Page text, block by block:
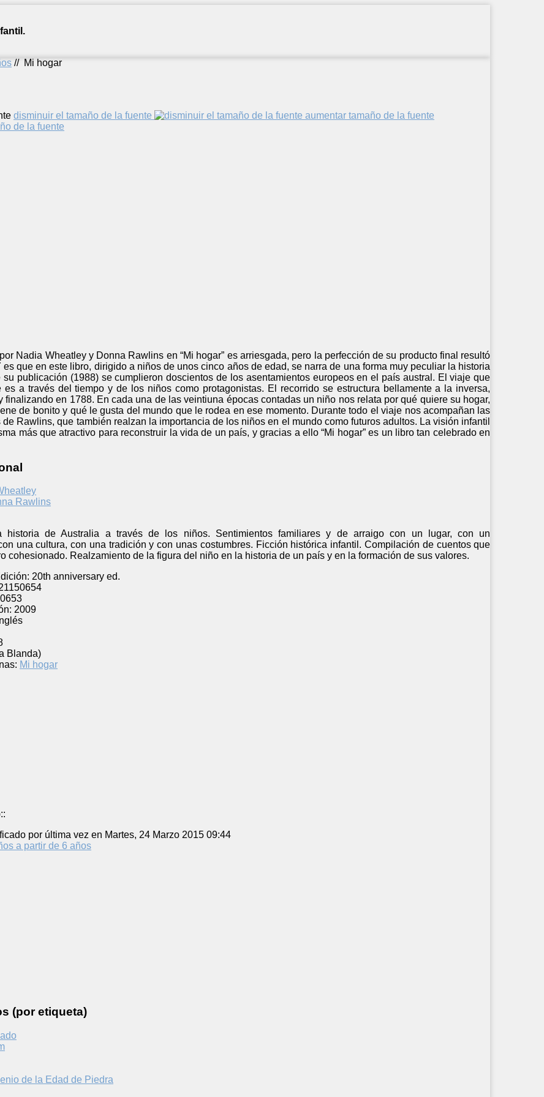
// Mi hogar
disminuir el tamaño de la fuente aumentar tamaño de la fuente
Nadia Wheatley y Donna Rawlins en “Mi hogar” es arriesgada, pero la perfección de su producto final resultó
que en este libro, dirigido a niños de unos cinco años de edad, se narra de una forma muy peculiar la historia
publicación (1988) se cumplieron doscientos de los asentamientos europeos en el país austral. El viaje que
es a través del tiempo y de los niños como protagonistas. El recorrido se estructura bellamente a la inversa,
finalizando en 1788. En cada una de las veintiuna épocas contadas un niño nos relata por qué quiere su hogar,
de bonito y qué le gusta del mundo que le rodea en ese momento. Durante todo el viaje nos acompañan las
Rawlins, que también realzan la importancia de los niños en el mundo como futuros adultos. La visión infantil
más que atractivo para reconstruir la vida de un país, y gracias a ello “Mi hogar” es un libro tan celebrado en
Rawlins
historia de Australia a través de los niños. Sentimientos familiares y de arraigo con un lugar, con un
una cultura, con una tradición y con unas costumbres. Ficción histórica infantil. Compilación de cuentos que
cohesionado. Realzamiento de la figura del niño en la historia de un país y en la formación de sus valores.
20th anniversary ed.
2009
Inglés
Blanda)
Mi hogar
por última vez en Martes, 24 Marzo 2015 09:44
a partir de 6 años
(por etiqueta)
de la Edad de Piedra